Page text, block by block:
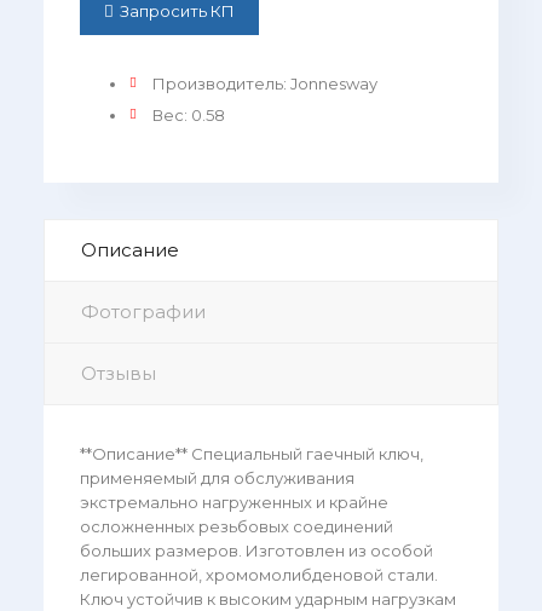
Запросить КП
Производитель: Jonnesway
Вес: 0.58
Описание
Фотографии
Отзывы
**Описание** Специальный гаечный ключ,
применяемый для обслуживания
экстремально нагруженных и крайне
осложненных резьбовых соединений
больших размеров. Изготовлен из особой
легированной, хромомолибденовой стали.
Ключ устойчив к высоким ударным нагрузкам